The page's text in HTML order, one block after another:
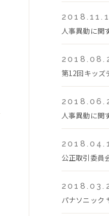
人事異動に関
第12回キッズ
人事異動に関
公正取引委員
パナソニック